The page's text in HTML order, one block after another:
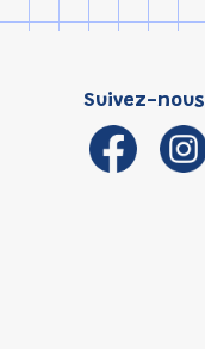
Suivez-nous